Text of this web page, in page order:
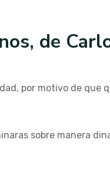
de
por motivo de que
sobre manera